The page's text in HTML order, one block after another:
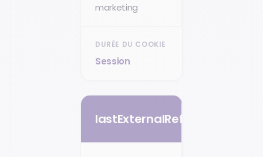
marketing
Session
lastExternalReferrer